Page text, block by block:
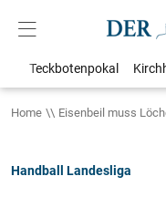
Teckbotenpokal
Home Eisenbeil muss
Handball Landesliga